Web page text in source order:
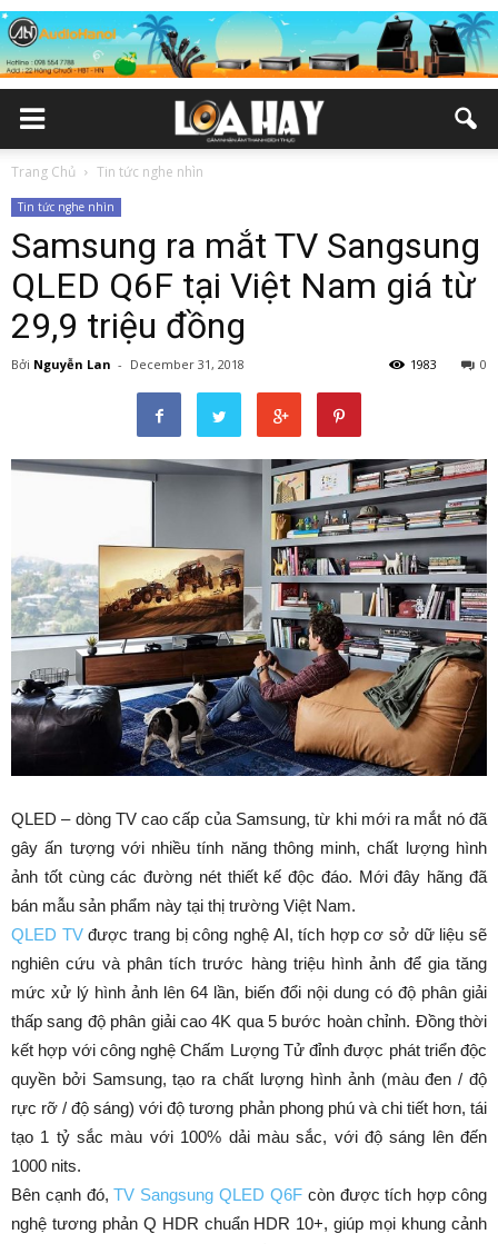
Trang Chủ Tin tức nghe nhìn
Tin tức nghe nhìn
Samsung ra mắt TV Sangsung
QLED Q6F tại Việt Nam giá từ
29,9 triệu đồng
Bởi Nguyễn Lan - December 31, 2018 0
1983
QLED – dòng TV cao cấp của Samsung, từ khi mới ra mắt nó đã
gây ấn tượng với nhiều tính năng thông minh, chất lượng hình
ảnh tốt cùng các đường nét thiết kế độc đáo. Mới đây hãng đã
bán mẫu sản phẩm này tại thị trường Việt Nam.
QLED TVđược trang bị công nghệ AI, tích hợp cơ sở dữ liệu sẽ
nghiên cứu và phân tích trước hàng triệu hình ảnh để gia tăng
mức xử lý hình ảnh lên 64 lần, biến đổi nội dung có độ phân giải
thấp sang độ phân giải cao 4K qua 5 bước hoàn chỉnh. Đồng thời
kết hợp với công nghệ Chấm Lượng Tử đỉnh được phát triển độc
quyền bởi Samsung, tạo ra chất lượng hình ảnh (màu đen / độ
rực rỡ / độ sáng) với độ tương phản phong phú và chi tiết hơn, tái
tạo 1 tỷ sắc màu với 100% dải màu sắc, với độ sáng lên đến
1000 nits.
Bên cạnh đó,TV Sangsung QLED Q6Fcòn được tích hợp công
nghệ tương phản Q HDR chuẩn HDR 10+, giúp mọi khung cảnh